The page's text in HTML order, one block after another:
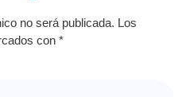
no será publicada. Los
con *